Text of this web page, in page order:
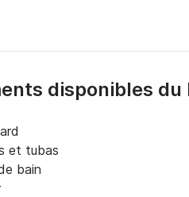
disponibles
et tubas
bain